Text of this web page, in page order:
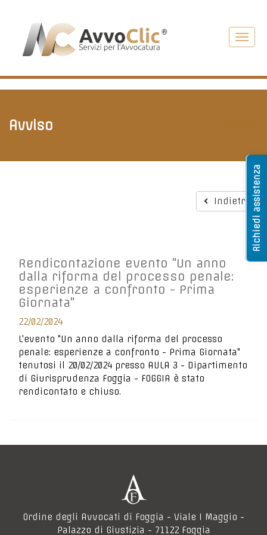
Richiedi assistenza
Avviso
Indietro
Rendicontazione evento "Un anno
dalla riforma del processo penale:
esperienze a confronto - Prima
Giornata"
22/02/2024
L'evento "Un anno dalla riforma del processo
penale: esperienze a confronto - Prima Giornata"
tenutosi il 20/02/2024 presso AULA 3 - Dipartimento
di Giurisprudenza Foggia - FOGGIA è stato
rendicontato e chiuso.
Ordine degli Avvocati di Foggia - Viale I Maggio -
Palazzo di Giustizia - 71122 Foggia